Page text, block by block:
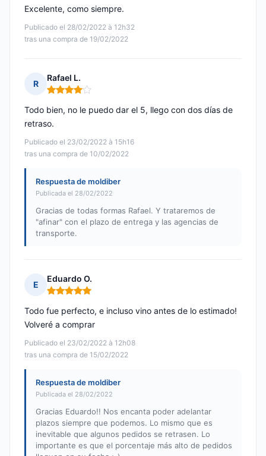
Publicado el 28/02/2022 à 12h32
tras una compra de 19/02/2022
Excelente, como siempre.
R
Rafael L.
Nota: 4 de 5
Publicado el 23/02/2022 à 15h16
tras una compra de 10/02/2022
Todo bien, no le puedo dar el 5, llego con dos días de
retraso.
Respuesta de moldiber
Publicada el 28/02/2022
Gracias de todas formas Rafael. Y trataremos de
"afinar" con el plazo de entrega y las agencias de
transporte.
E
Eduardo O.
Nota: 5 de 5
Publicado el 23/02/2022 à 12h08
tras una compra de 15/02/2022
Todo fue perfecto, e incluso vino antes de lo estimado!
Volveré a comprar
Respuesta de moldiber
Publicada el 28/02/2022
Gracias Eduardo!! Nos encanta poder adelantar
plazos siempre que podemos. Lo mismo que es
inevitable que algunos pedidos se retrasen. Lo
importante es que el porcentaje más alto de pedidos